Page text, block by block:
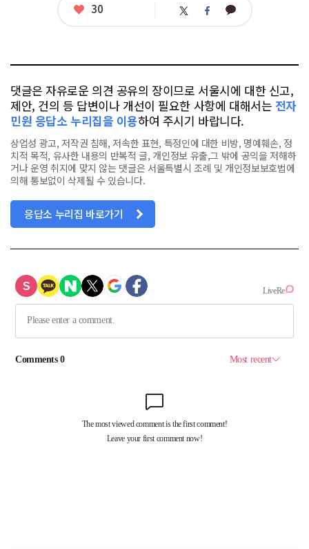
좋
30 트 페 카
댓글은 자유로운 의견 공유의 장이므로 서울시에 대한 신고,
제안, 건의 등 답변이나 개선이 필요한 사항에 대해서는 전자
민원 응답소 누리집을 이용하여 주시기 바랍니다.
상업성 광고, 저작권 침해, 저속한 표현, 특정인에 대한 비방, 명예훼손, 정
치적 목적, 유사한 내용의 반복적 글, 개인정보 유출,그 밖에 공익을 저해하
거나 운영 취지에 맞지 않는 댓글은 서울특별시 조례 및 개인정보보호법에
의해 통보없이 삭제될 수 있습니다.
응답소 누리집 바로가기